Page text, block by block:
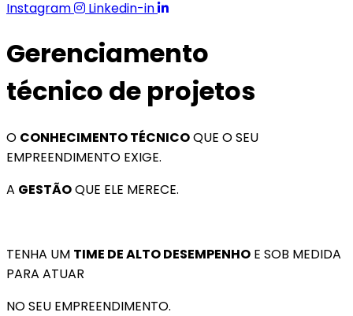
Instagram
Linkedin-in
Gerenciamento
técnico de projetos
O CONHECIMENTO TÉCNICOQUE O SEU
EMPREENDIMENTO EXIGE.
A GESTÃOQUE ELE MERECE.
TENHA UM TIME DE ALTO DESEMPENHO E SOB MEDIDA
PARA ATUAR
NO SEU EMPREENDIMENTO.